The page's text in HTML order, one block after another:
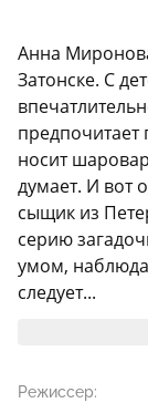
Анна
Затонске. С
предпочитает
носит
думает. И вот
сыщик из
серию
умом,
следует...
Режиссер: